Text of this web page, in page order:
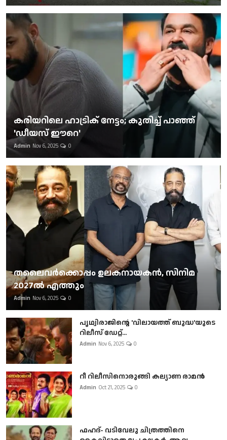
കരിയറിലെ ഹാട്രിക് നേട്ടം; കുതിച്ച് പാഞ്ഞ്
'ഡീയസ് ഈറെ'
Admin Nov 6, 2025 0
തലൈവര്‍ക്കൊപ്പം ഉലകനായകന്‍, സിനിമ
2027ല്‍ എത്തും
Admin Nov 6, 2025 0
പൃഥ്വിരാജിന്റെ 'വിലായത്ത് ബുദ്ധ'യുടെ
റിലീസ് ഡേറ്റ്...
Admin Nov 6, 2025 0
റീ റിലീസിനൊരുങ്ങി കല്യാണ രാമൻ
Admin Oct 21, 2025 0
ഫഹദ്- വടിവേലു ചിത്രത്തിനെ